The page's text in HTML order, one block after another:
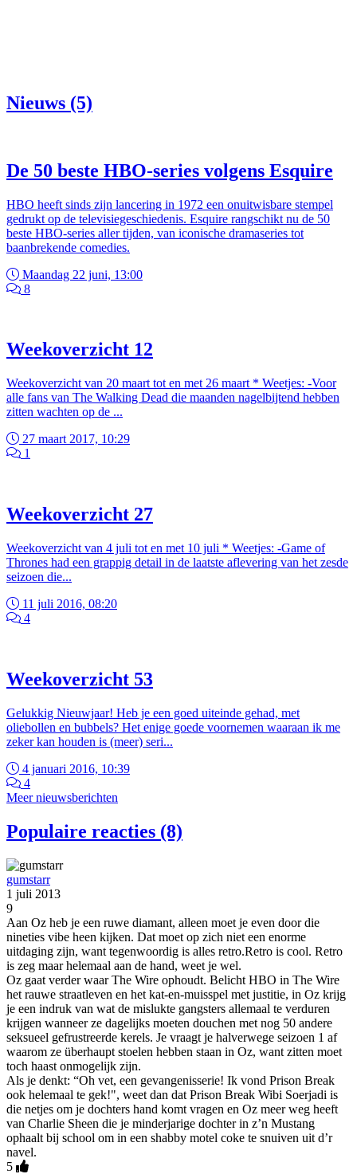
Nieuws (5)
De 50 beste HBO-series volgens Esquire
HBO heeft sinds zijn lancering in 1972 een onuitwisbare stempel
gedrukt op de televisiegeschiedenis. Esquire rangschikt nu de 50
beste HBO-series aller tijden, van iconische dramaseries tot
baanbrekende comedies.
Maandag 22 juni, 13:00
8
Weekoverzicht 12
Weekoverzicht van 20 maart tot en met 26 maart * Weetjes: -Voor
alle fans van The Walking Dead die maanden nagelbijtend hebben
zitten wachten op de ...
27 maart 2017, 10:29
1
Weekoverzicht 27
Weekoverzicht van 4 juli tot en met 10 juli * Weetjes: -Game of
Thrones had een grappig detail in de laatste aflevering van het zesde
seizoen die...
11 juli 2016, 08:20
4
Weekoverzicht 53
Gelukkig Nieuwjaar! Heb je een goed uiteinde gehad, met
oliebollen en bubbels? Het enige goede voornemen waaraan ik me
zeker kan houden is (meer) seri...
4 januari 2016, 10:39
4
Meer nieuwsberichten
Populaire reacties (8)
gumstarr
1 juli 2013
9
Aan Oz heb je een ruwe diamant, alleen moet je even door die
nineties vibe heen kijken. Dat moet op zich niet een enorme
uitdaging zijn, want tegenwoordig is alles retro.Retro is cool. Retro
is zeg maar helemaal aan de hand, weet je wel.
Oz gaat verder waar The Wire ophoudt. Belicht HBO in The Wire
het rauwe straatleven en het kat-en-muisspel met justitie, in Oz krijg
je een indruk van wat de mislukte gangsters allemaal te verduren
krijgen wanneer ze dagelijks moeten douchen met nog 50 andere
seksueel gefrustreerde kerels. Je vraagt je halverwege seizoen 1 af
waarom ze überhaupt stoelen hebben staan in Oz, want zitten moet
toch haast onmogelijk zijn.
Als je denkt: “Oh vet, een gevangenisserie! Ik vond Prison Break
ook helemaal te gek!", weet dan dat Prison Break Wibi Soerjadi is
die netjes om je dochters hand komt vragen en Oz meer weg heeft
van Charlie Sheen die je minderjarige dochter in z’n Mustang
ophaalt bij school om in een shabby motel coke te snuiven uit d’r
navel.
5